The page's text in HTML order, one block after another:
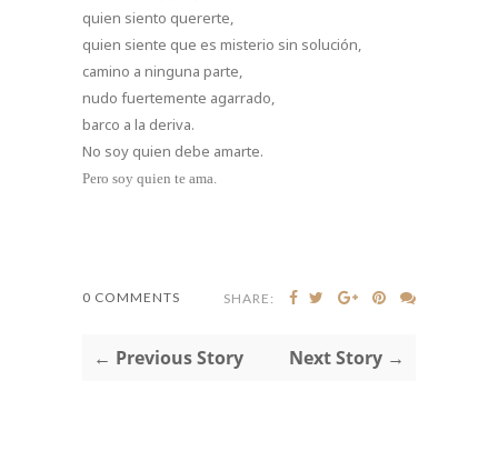
quien siento quererte,
quien siente que es misterio sin solución,
camino a ninguna parte,
nudo fuertemente agarrado,
barco a la deriva.
No soy quien debe amarte.
Pero soy quien te ama.
0 COMMENTS SHARE:
← Previous Story Next Story →